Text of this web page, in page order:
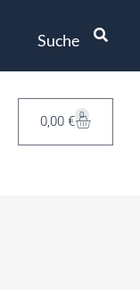
Suche
0,00 € 0